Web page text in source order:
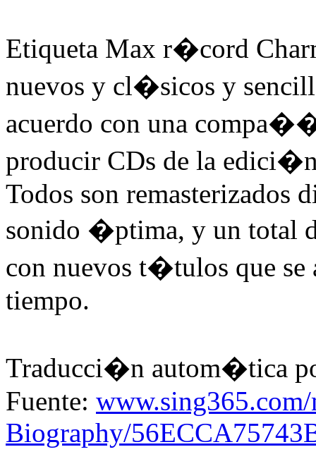
Etiqueta Max r�cord
nuevos y cl�sicos y
acuerdo con una
producir CDs de la
Todos son remasterizados
sonido �ptima, y un total
con nuevos t�tulos que
tiempo.
Traducci�n autom�tica
Fuente:
Biography/